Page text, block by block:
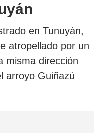
en Tunuyán,
atropellado por un
misma dirección
arroyo Guiñazú